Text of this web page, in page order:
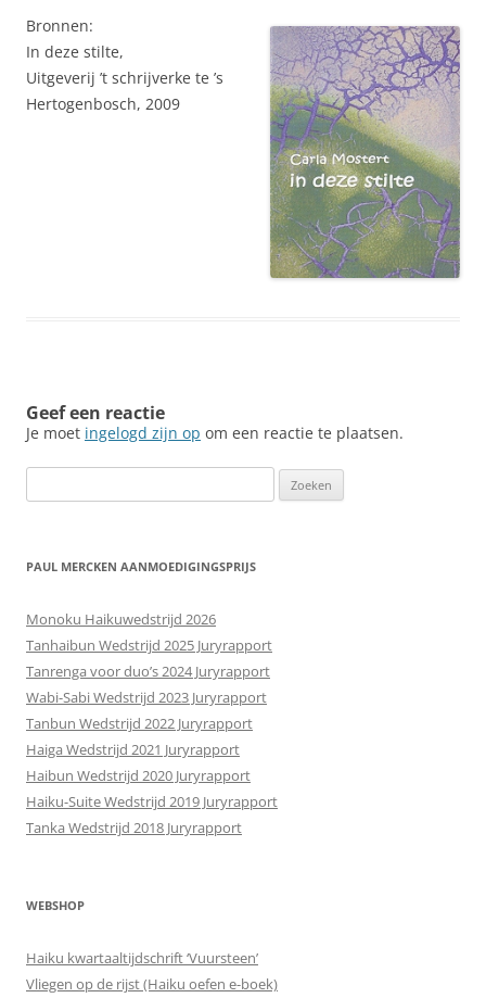
Bronnen:
In deze stilte,
Uitgeverij ’t schrijverke te ’s
Hertogenbosch, 2009
Geef een reactie
Je moet ingelogd zijn op om een reactie te plaatsen.
naar:
PAUL MERCKEN AANMOEDIGINGSPRIJS
Monoku Haikuwedstrijd 2026
Tanhaibun Wedstrijd 2025 Juryrapport
Tanrenga voor duo’s 2024 Juryrapport
Wabi-Sabi Wedstrijd 2023 Juryrapport
Tanbun Wedstrijd 2022 Juryrapport
Haiga Wedstrijd 2021 Juryrapport
Haibun Wedstrijd 2020 Juryrapport
Haiku-Suite Wedstrijd 2019 Juryrapport
Tanka Wedstrijd 2018 Juryrapport
WEBSHOP
Haiku kwartaaltijdschrift ‘Vuursteen’
Vliegen op de rijst (Haiku oefen e-boek)